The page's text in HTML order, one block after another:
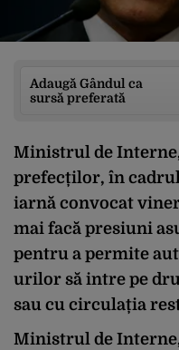
Adaugă Gândul ca
sursă preferată
Ministrul de
prefecților, în
iarnă convocat
mai facă presiuni
pentru a permite
urilor să intre pe
sau cu circulația
Ministrul de